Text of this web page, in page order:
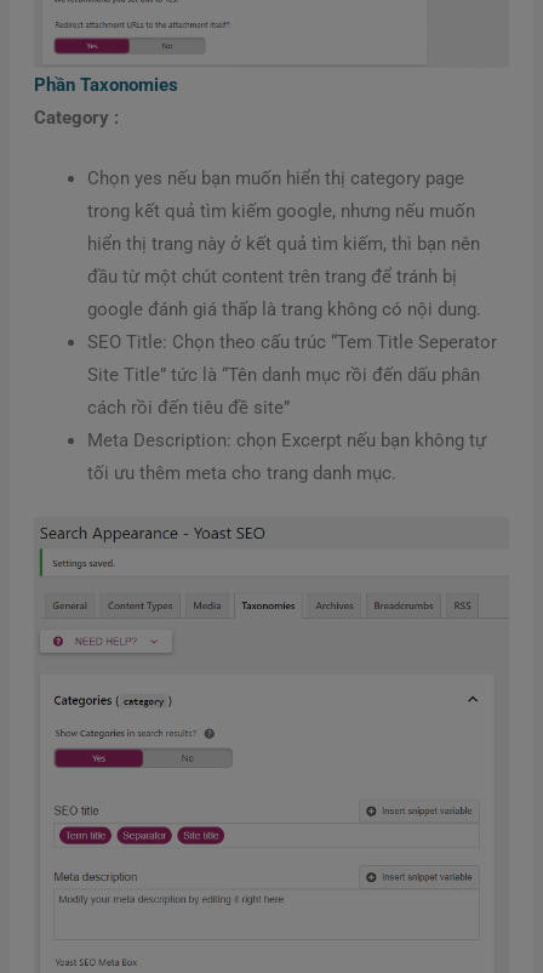
Phần Taxonomies
Category :
Chọn yes nếu bạn muốn hiển thị category page
trong kết quả tìm kiếm google, nhưng nếu muốn
hiển thị trang này ở kết quả tìm kiếm, thì bạn nên
đầu từ một chút content trên trang để tránh bị
google đánh giá thấp là trang không có nội dung.
SEO Title: Chọn theo cấu trúc “Tem Title Seperator
Site Title” tức là “Tên danh mục rồi đến dấu phân
cách rồi đến tiêu đề site”
Meta Description: chọn Excerpt nếu bạn không tự
tối ưu thêm meta cho trang danh mục.